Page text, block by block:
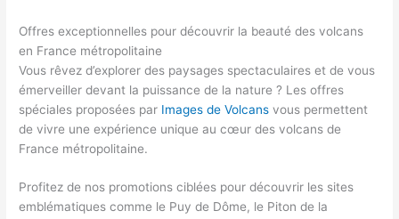
Offres exceptionnelles pour découvrir la beauté des volcans
en France métropolitaine
Vous rêvez d’explorer des paysages spectaculaires et de vous
émerveiller devant la puissance de la nature ? Les offres
spéciales proposées par Images de Volcans vous permettent
de vivre une expérience unique au cœur des volcans de
France métropolitaine.
Profitez de nos promotions ciblées pour découvrir les sites
emblématiques comme le Puy de Dôme, le Piton de la